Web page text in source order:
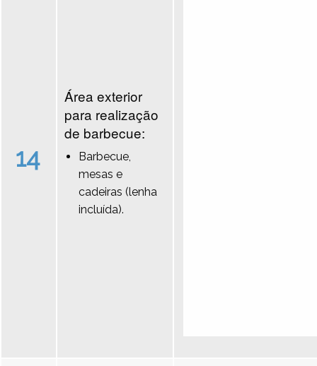
14
Área exterior
para realização
de barbecue:
Barbecue,
mesas e
cadeiras (lenha
incluída).